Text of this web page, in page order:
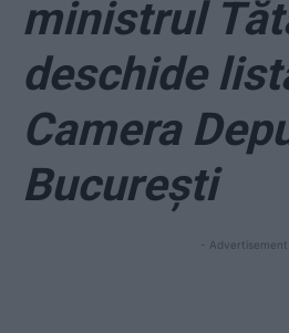
ministrul
deschide
Camera
București
- Advertisement -